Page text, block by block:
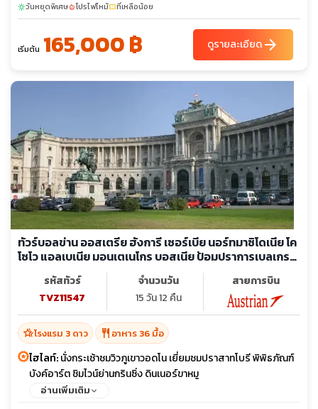
กาดิเม - จัตุรัสมาซิโดเนีย - อนุสาวรีย์อเล็กซานเดอร์มหาราช - ประตู
ชัยแห่งมาซิโดเนีย - อนุสรณ์สถานของแม่พระเทเรซา - สะพานหิน -
พิพิธภัณฑ์โบราณสถานแห่งชาติ - จัตุรัสใจกลางเมือง - หอนาฬิกา -
มัสยิดคาร์ชิ - เมืองโบราณเฮียราคลี ลินเคสทิส - โบสถ์เซนต์โจวาน
มัสยิดกษัตริย์ - จัตุรัสสแกนเดอเบก - หอคอยนาฬิกา - มัสยิดเอท
เฮม เบย์ - ขึ้นเคเบิ้ลคาร์สู่ยอดเขาดัจติ - ปราสาทแห่งครูเปีย - ปานด
อร์ฟเอาท์เลต - พิพิธภัณฑ์ประวัติศาสตร์คุนสท์
sunnyวันหยุดพิเศษlocal_fire_departmentโปรไฟไหม้confirmation_numberที่เหลือน้อย
เริ่มต้น 165,000 ฿ ดูรายละเอียดarrow_forward
ทัวร์บอลข่าน ออสเตรีย ฮังการี เซอร์เบีย นอร์ทมาซิโดเนีย โค
โซโว แอลเบเนีย มอนเตเนโกร บอสเนีย ป้อมปราการเบลเกรด
พระราชวังโฮฟบวร์ค
รหัสทัวร์
TVZ11547
จำนวนวัน
15 วัน 12 คืน
สายการบิน
hotel_classโรงแรม 3 ดาว restaurant อาหาร 36 มื้อ
ไฮไลท์:นั่งกระเช้าชมวิวภูเขาวอดโน เยี่ยมชมปราสาทโบรี พิพิธภัณฑ์
บังค์อาร์ต ชิมไวน์ย่านกรินซิ่ง ดินเนอร์ขาหมู
อ่านเพิ่มเติม